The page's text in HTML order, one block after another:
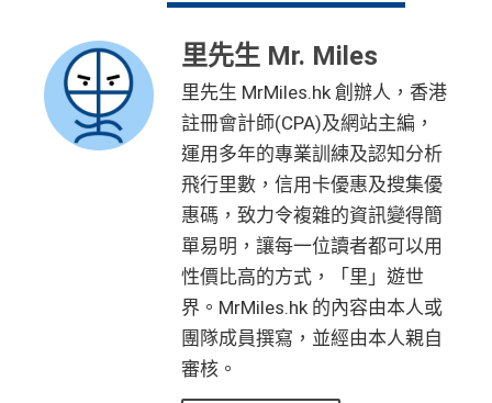
里先生 Mr. Miles
里先生 MrMiles.hk 創辦人，香港
註冊會計師(CPA)及網站主編，
運用多年的專業訓練及認知分析
飛行里數，信用卡優惠及搜集優
惠碼，致力令複雜的資訊變得簡
單易明，讓每一位讀者都可以用
性價比高的方式，「里」遊世
界。MrMiles.hk 的內容由本人或
團隊成員撰寫，並經由本人親自
審核。